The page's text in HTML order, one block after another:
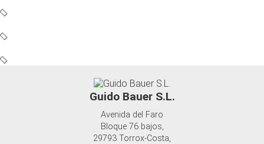
Guido Bauer S.L.
Avenida del Faro
Bloque 76 bajos,
29793 Torrox-Costa,